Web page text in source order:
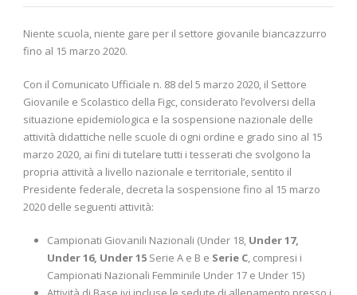
Niente scuola, niente gare per il settore giovanile biancazzurro
fino al 15 marzo 2020.
Con il Comunicato Ufficiale n. 88 del 5 marzo 2020, il Settore
Giovanile e Scolastico della Figc, considerato l’evolversi della
situazione epidemiologica e la sospensione nazionale delle
attività didattiche nelle scuole di ogni ordine e grado sino al 15
marzo 2020, ai fini di tutelare tutti i tesserati che svolgono la
propria attività a livello nazionale e territoriale, sentito il
Presidente federale, decreta la sospensione fino al 15 marzo
2020 delle seguenti attività:
Campionati Giovanili Nazionali (Under 18, Under 17,
Under 16, Under 15 Serie A e B e Serie C, compresi i
Campionati Nazionali Femminile Under 17 e Under 15)